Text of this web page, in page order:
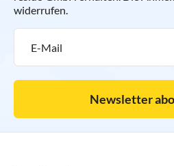
widerrufen.
Newsletter